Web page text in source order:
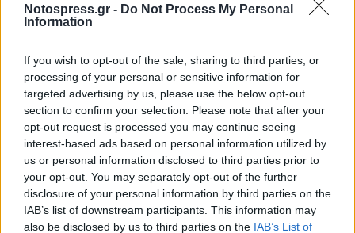
Notospress.gr - Do Not Process My Personal
Information
If you wish to opt-out of the sale, sharing to third parties, or
processing of your personal or sensitive information for
targeted advertising by us, please use the below opt-out
section to confirm your selection. Please note that after your
opt-out request is processed you may continue seeing
interest-based ads based on personal information utilized by
us or personal information disclosed to third parties prior to
your opt-out. You may separately opt-out of the further
disclosure of your personal information by third parties on the
IAB’s list of downstream participants. This information may
also be disclosed by us to third parties on the IAB’s List of